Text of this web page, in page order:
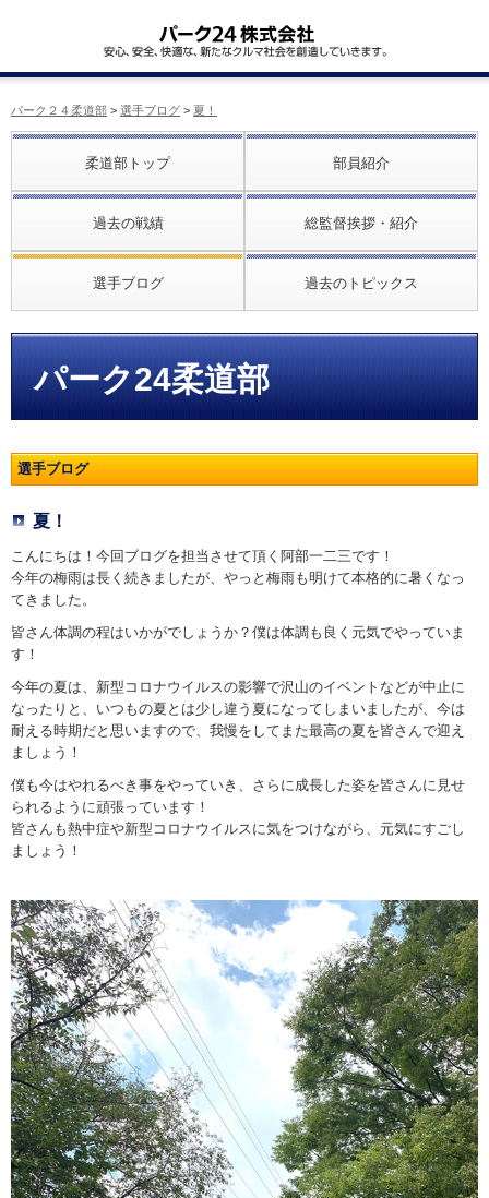
パーク２４柔道部 > 選手ブログ > 夏！
柔道部トップ 部員紹介
過去の戦績 総監督挨拶・紹介
選手ブログ 過去のトピックス
パーク24柔道部
選手ブログ
夏！
こんにちは！今回ブログを担当させて頂く阿部一二三です！
今年の梅雨は長く続きましたが、やっと梅雨も明けて本格的に暑くなっ
てきました。
皆さん体調の程はいかがでしょうか？僕は体調も良く元気でやっていま
す！
今年の夏は、新型コロナウイルスの影響で沢山のイベントなどが中止に
なったりと、いつもの夏とは少し違う夏になってしまいましたが、今は
耐える時期だと思いますので、我慢をしてまた最高の夏を皆さんで迎え
ましょう！
僕も今はやれるべき事をやっていき、さらに成長した姿を皆さんに見せ
られるように頑張っています！
皆さんも熱中症や新型コロナウイルスに気をつけながら、元気にすごし
ましょう！